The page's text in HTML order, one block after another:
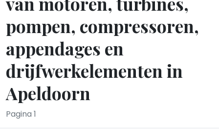
pompen, compressoren,
appendages en
drijfwerkelementen in
Apeldoorn
Pagina 1